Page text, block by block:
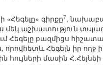
գիրքը7,
աշխատություն
Հեգելը բազմիցս
Հեգելն իր ողջ
մասին